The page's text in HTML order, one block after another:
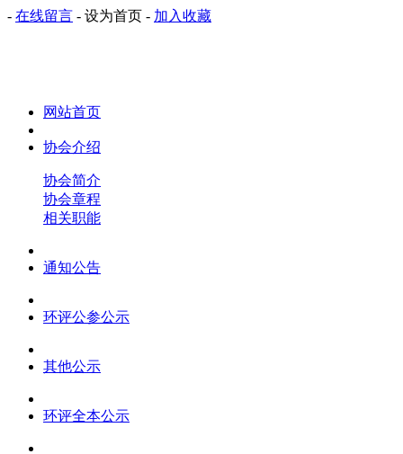
- 在线留言 - 设为首页 - 加入收藏
网站首页
协会介绍
协会简介
协会章程
相关职能
通知公告
环评公参公示
其他公示
环评全本公示